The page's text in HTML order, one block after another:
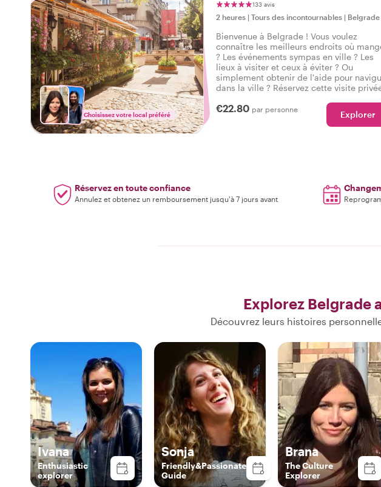
Choisissez votre local préféré
133 avis
2 heures | Tours des incontournables | Belgrade
Bienvenue à Belgrade ! Vous voulez
connaître les meilleurs endroits où
? Les événements sympas en ville ? Les
lieux à visiter et ceux à éviter ? Ou
simplement obtenir de l'aide pour
dans la ville ? Réservez cette visite
parfaite à Belgrade pour bien commencer
€22.80 par personne Explorer
Réservez en toute confiance
Annulez et obtenez un remboursement jusqu'à 7 jours avant
Explorez Belgrade
Découvrez leurs histoires
Ivana
Enthusiastic
explorer
Sonja
Friendly&Passionate
Guide
Brana
The Culture
Explorer